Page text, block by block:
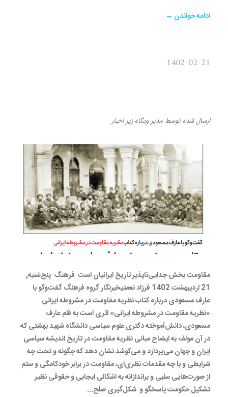
ادامه خواندن ←
1402-02-21
ارسال شدهتوسط مدیر وبگاه زیراخبار
مقاومت بخش جدایی‌ناپذیر تاریخ ایرانیان است فرهنگ پنج‌شنبه,
21 ارديبهشت 1402 فرزاد نعمتیخبرنگار گروه فرهنگ گفت‌وگو با
عارف مسعودی درباره کتاب نظریه مقاومت در مشروطه ایرانی
«نظریه مقاومت در مشروطه ایرانی» اثری است به قلم عارف
مسعودی، دانش‌آموخته دکتری علوم سیاسی دانشگاه شهید بهشتی که
در آن مولف به ایضاح مبانی نظریه مقاومت در تاریخ اندیشه سیاسی
ایران و جهان می‌پردازد و می‌کوشد نشان دهد که چگونه و تحت چه
شرایطی و با چه مقدمات نظری‌ای، مقاومت در برابر خودکامگی و ستم
از صورت‌هایی سلبی و براندازانه به اشکالی ایجابی و حقوقی نظیر
تشکیل حکومت پاسخگو و شکل‌گیری صلح...